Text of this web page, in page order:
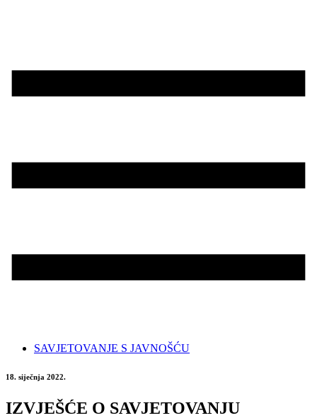
SAVJETOVANJE S JAVNOŠĆU
18. siječnja 2022.
IZVJEŠĆE O SAVJETOVANJU